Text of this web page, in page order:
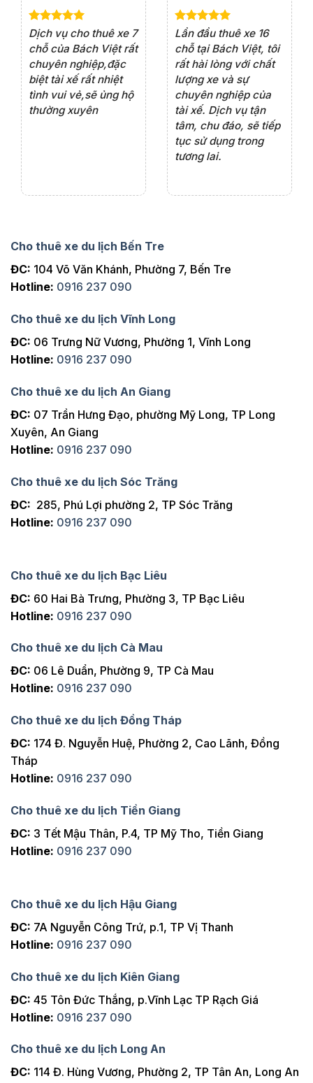
Dịch vụ cho thuê xe 7
chỗ của Bách Việt rất
chuyên nghiệp,đặc
biệt tài xế rất nhiệt
tình vui vẻ,sẽ ủng hộ
thường xuyên
Lần đầu thuê xe 16
chỗ tại Bách Việt, tôi
rất hài lòng với chất
lượng xe và sự
chuyên nghiệp của
tài xế. Dịch vụ tận
tâm, chu đáo, sẽ tiếp
tục sử dụng trong
tương lai.
Cho thuê xe du lịch Bến Tre
ĐC: 104 Võ Văn Khánh, Phường 7, Bến Tre
Hotline: 0916 237 090
Cho thuê xe du lịch Vĩnh Long
ĐC: 06 Trưng Nữ Vương, Phường 1, Vĩnh Long
Hotline: 0916 237 090
Cho thuê xe du lịch An Giang
ĐC: 07 Trần Hưng Đạo, phường Mỹ Long, TP Long
Xuyên, An Giang
Hotline: 0916 237 090
Cho thuê xe du lịch Sóc Trăng
ĐC: 285, Phú Lợi phường 2, TP Sóc Trăng
Hotline: 0916 237 090
Cho thuê xe du lịch Bạc Liêu
ĐC: 60 Hai Bà Trưng, Phường 3, TP Bạc Liêu
Hotline: 0916 237 090
Cho thuê xe du lịch Cà Mau
ĐC: 06 Lê Duẩn, Phường 9, TP Cà Mau
Hotline: 0916 237 090
Cho thuê xe du lịch Đồng Tháp
ĐC: 174 Đ. Nguyễn Huệ, Phường 2, Cao Lãnh, Đồng
Tháp
Hotline: 0916 237 090
Cho thuê xe du lịch Tiền Giang
ĐC: 3 Tết Mậu Thân, P.4, TP Mỹ Tho, Tiền Giang
Hotline: 0916 237 090
Cho thuê xe du lịch Hậu Giang
ĐC: 7A Nguyễn Công Trứ, p.1, TP Vị Thanh
Hotline: 0916 237 090
Cho thuê xe du lịch Kiên Giang
ĐC: 45 Tôn Đức Thắng, p.Vĩnh Lạc TP Rạch Giá
Hotline: 0916 237 090
Cho thuê xe du lịch Long An
ĐC: 114 Đ. Hùng Vương, Phường 2, TP Tân An, Long An